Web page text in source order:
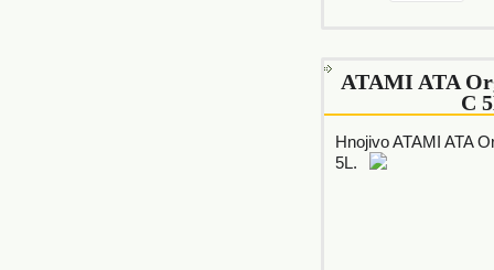
ATAMI ATA
C
Hnojivo ATAMI ATA
5L.